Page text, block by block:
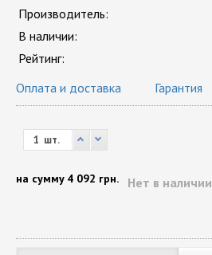
Производитель:
В наличии:
Рейтинг:
Оплата и доставка
Гарантия
шт.
Нет в наличии
на сумму 4 092 грн.